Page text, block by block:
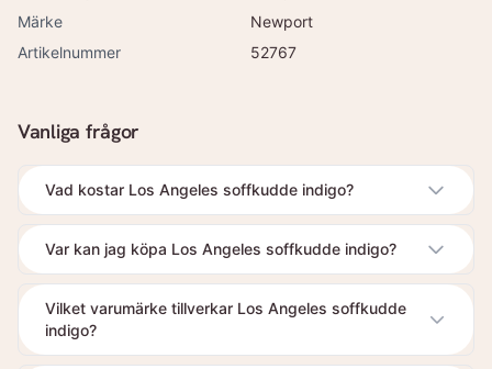
Märke
Newport
Artikelnummer
52767
Vanliga frågor
Vad kostar Los Angeles soffkudde indigo?
Var kan jag köpa Los Angeles soffkudde indigo?
Vilket varumärke tillverkar Los Angeles soffkudde
indigo?